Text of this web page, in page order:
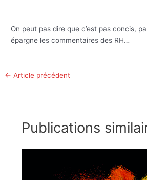
On peut pas dire que c’est pas concis,
épargne les commentaires des RH…
← Article précédent
Publications